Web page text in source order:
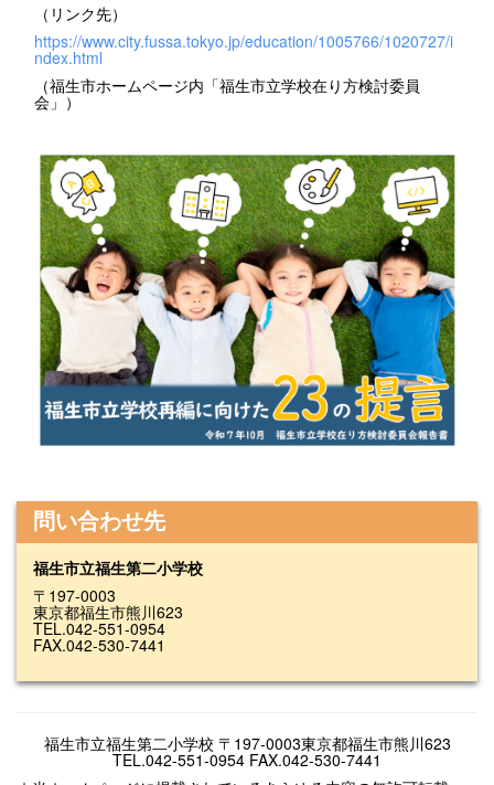
（リンク先）
https://www.city.fussa.tokyo.jp/education/1005766/1020727/i
ndex.html
（福生市ホームページ内「福生市立学校在り方検討委員
会」）
問い合わせ先
福生市立福生第二小学校
〒197-0003
東京都福生市熊川623
TEL.042-551-0954
FAX.042-530-7441
福生市立福生第二小学校 〒197-0003東京都福生市熊川623
TEL.042-551-0954 FAX.042-530-7441